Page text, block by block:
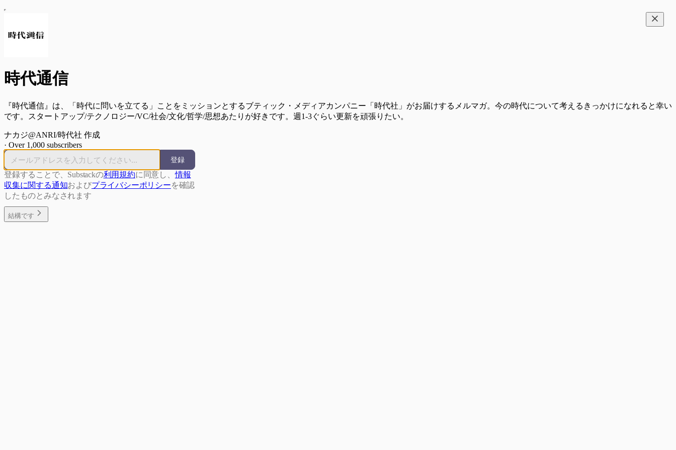
時代通信
『時代通信』は、「時代に問いを立てる」ことをミッションとするブティック・メディアカンパニー「時代社」がお届けするメルマガ。今の時代について考えるきっかけになれると幸い
です。スタートアップ/テクノロジー/VC/社会/文化/哲学/思想あたりが好きです。週1-3ぐらい更新を頑張りたい。
ナカジ@ANRI/時代社 作成
· Over 1,000 subscribers
登録
登録することで、Substackの利用規約に同意し、情報
収集に関する通知およびプライバシーポリシーを確認
したものとみなされます
結構です